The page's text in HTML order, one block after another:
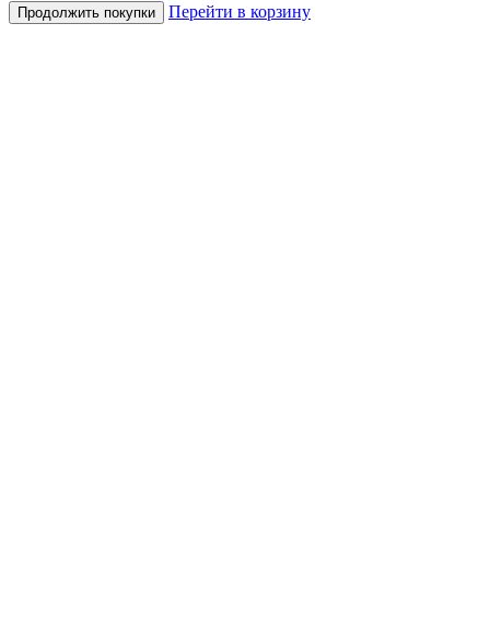
Продолжить покупки Перейти в корзину